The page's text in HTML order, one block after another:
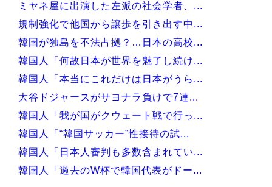
ミヤネ屋に出演した左派の社会学者、...
規制強化で他国から譲歩を引き出す中...
韓国が独島を不法占拠？…日本の高校...
韓国人「何故日本が世界を魅了し続け...
韓国人「本当にこれだけは日本がうら...
大谷ドジャースがサヨナラ負けで7連...
韓国人「我が国がクウェート戦で行っ...
韓国人「“韓国サッカー”性接待の試...
韓国人「日本人審判も多数含まれてい...
韓国人「過去のW杯で韓国代表がドー...